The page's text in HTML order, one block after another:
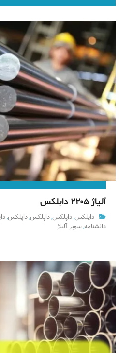
آلیاژ ۲۲۰۵ دابلکس
داپلکس,داپلکس,داپلکس,داپلکس,
دانشنامه,سوپر آلیاژ